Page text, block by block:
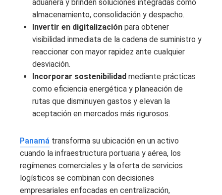
aduanera y brinden soluciones integradas como
almacenamiento, consolidación y despacho.
Invertir en digitalización para obtener
visibilidad inmediata de la cadena de suministro y
reaccionar con mayor rapidez ante cualquier
desviación.
Incorporar sostenibilidad mediante prácticas
como eficiencia energética y planeación de
rutas que disminuyen gastos y elevan la
aceptación en mercados más rigurosos.
Panamá transforma su ubicación en un activo
cuando la infraestructura portuaria y aérea, los
regímenes comerciales y la oferta de servicios
logísticos se combinan con decisiones
empresariales enfocadas en centralización,